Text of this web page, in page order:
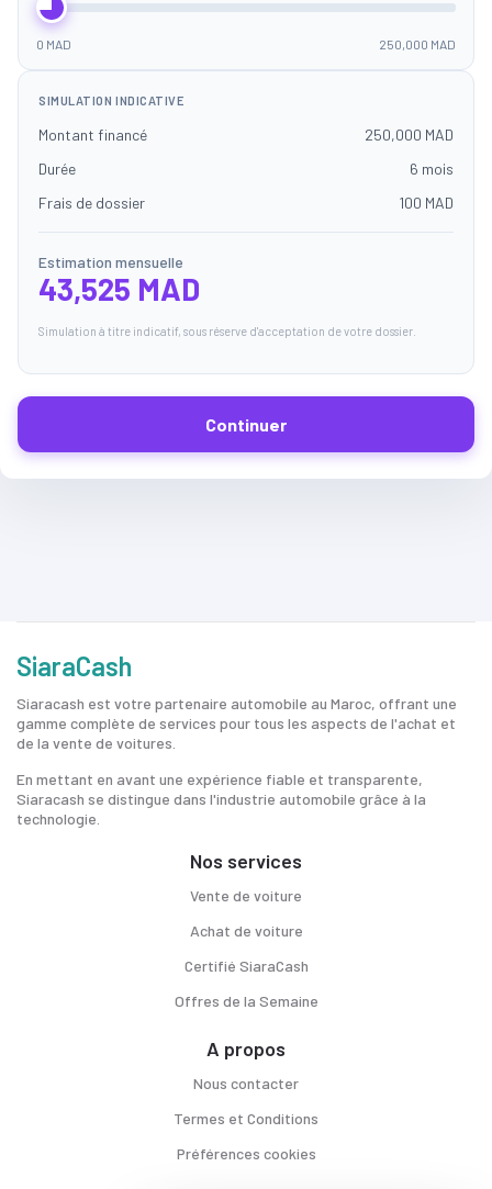
0 MAD 250,000 MAD
SIMULATION INDICATIVE
Montant financé
250,000 MAD
Durée
6 mois
Frais de dossier
100 MAD
Estimation mensuelle
43,525 MAD
Simulation à titre indicatif, sous réserve d'acceptation de votre dossier.
Continuer
SiaraCash
Siaracash est votre partenaire automobile au Maroc, offrant une
gamme complète de services pour tous les aspects de l'achat et
de la vente de voitures.
En mettant en avant une expérience fiable et transparente,
Siaracash se distingue dans l'industrie automobile grâce à la
technologie.
Nos services
Vente de voiture
Achat de voiture
Certifié SiaraCash
Offres de la Semaine
A propos
Nous contacter
Termes et Conditions
Préférences cookies